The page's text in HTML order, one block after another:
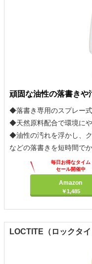
頑固な油性の落書きや
◆落書き専用のスプレー
◆天然原料配合で環境に
◆油性の汚れを浮かし、
などの落書きを短時間で
毎日お得なタイム
セール開催中
Amazon
￥1,485
LOCTITE（ロックタ